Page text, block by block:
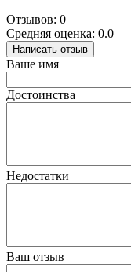
Отзывов: 0
Средняя оценка: 0.0
Написать отзыв
Ваше имя
Достоинства
Недостатки
Ваш отзыв